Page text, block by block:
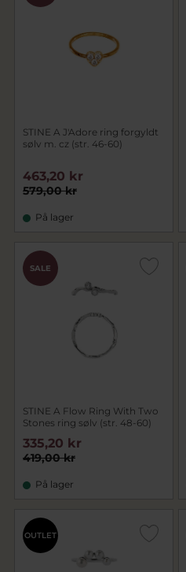
STINE A J'Adore ring forgyldt
sølv m. cz (str. 46-60)
579,00 kr
463,20 kr
På lager
SALE
STINE A Flow Ring With Two
Stones ring sølv (str. 48-60)
419,00 kr
335,20 kr
På lager
OUTLET